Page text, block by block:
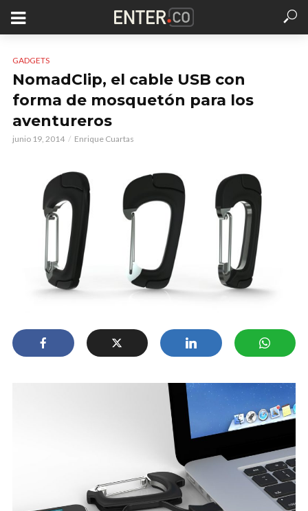
GADGETS
NomadClip, el cable USB con
forma de mosquetón para los
aventureros
junio 19, 2014 Enrique Cuartas